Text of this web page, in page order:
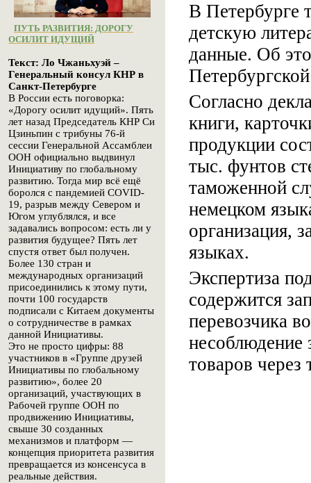
ПУТЬ РАЗВИТИЯ: ДОРОГУ
ОСИЛИТ ИДУЩИЙ
Текст: Ло Чжаньхуэй –
Генеральный консул КНР в
Санкт-Петербурге
В России есть поговорка:
«Дорогу осилит идущий». Пять
лет назад Председатель КНР Си
Цзиньпин с трибуны 76-й
сессии Генеральной Ассамблеи
ООН официально выдвинул
Инициативу по глобальному
развитию. Тогда мир всё ещё
боролся с пандемией COVID-
19, разрыв между Севером и
Югом углублялся, и все
задавались вопросом: есть ли у
развития будущее? Пять лет
спустя ответ был получен.
Более 130 стран и
международных организаций
присоединились к этому пути,
почти 100 государств
подписали с Китаем документы
о сотрудничестве в рамках
данной Инициативы.
Это не просто цифры: 88
участников в «Группе друзей
Инициативы по глобальному
развитию», более 20
организаций, участвующих в
Рабочей группе ООН по
продвижению Инициативы,
свыше 30 созданных
механизмов и платформ —
концепция приоритета развития
превращается из консенсуса в
реальные действия.
В Петербурге
детскую
данные. Об
Согласно
книги,
продукции
тыс. фунтов
таможенной
немецком
организация,
языках.
Экспертиза
содержится
перевозчика
несоблюдение
товаров